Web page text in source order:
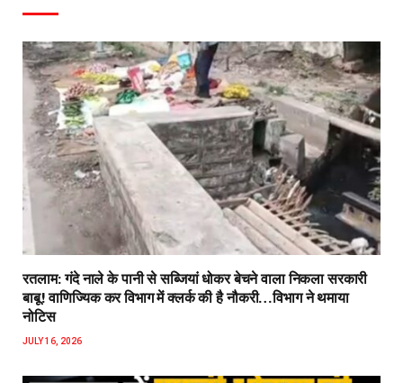
रतलाम: गंदे नाले के पानी से सब्जियां धोकर बेचने वाला निकला सरकारी
बाबू! वाणिज्यिक कर विभाग में क्लर्क की है नौकरी…विभाग ने थमाया
नोटिस
JULY 16, 2026